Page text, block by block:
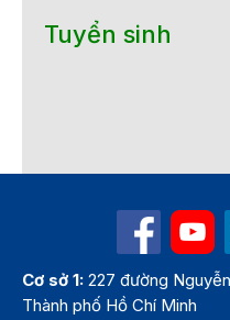
Tuyển sinh
Cơ sở 1: 227 đường
Thành phố Hồ Chí Minh